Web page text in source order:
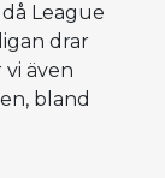
League
drar
även
bland